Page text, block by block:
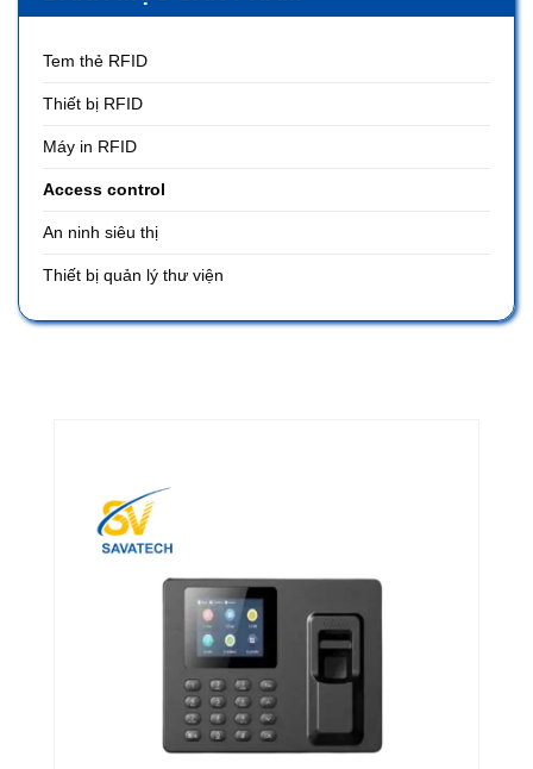
Tem thẻ RFID
Thiết bị RFID
Máy in RFID
Access control
An ninh siêu thị
Thiết bị quản lý thư viện